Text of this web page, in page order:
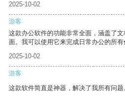
2025-10-02
游客
这款办公软件的功能非常全面，涵盖了
面。我可以使用它来完成日常办公的所有
2025-10-02
游客
这款软件简直是神器，解决了我所有问题